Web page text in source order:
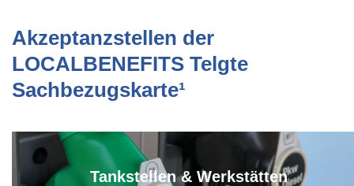
Akzeptanzstellen der
LOCALBENEFITS Telgte
Sachbezugskarte¹
Tankstellen & Werkstätten